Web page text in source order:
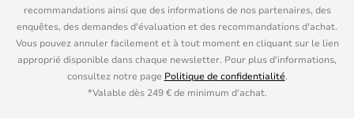
recommandations ainsi que des informations de nos partenaires, des
enquêtes, des demandes d'évaluation et des recommandations d'achat.
Vous pouvez annuler facilement et à tout moment en cliquant sur le lien
approprié disponible dans chaque newsletter. Pour plus d'informations,
consultez notre page Politique de confidentialité.
*Valable dès 249 € de minimum d'achat.